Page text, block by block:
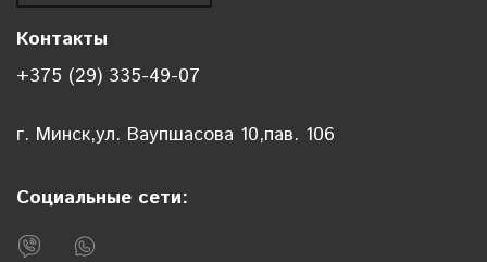
Контакты
+375 (29) 335-49-07
г. Минск,ул. Ваупшасова 10,пав. 106
Социальные сети: